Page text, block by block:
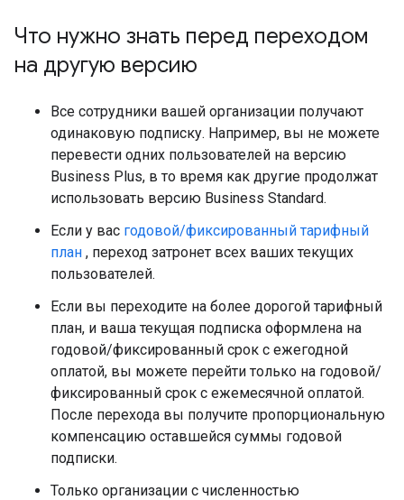
Что нужно знать перед переходом
на другую версию
Все сотрудники вашей организации получают
одинаковую подписку. Например, вы не можете
перевести одних пользователей на версию
Business Plus, в то время как другие продолжат
использовать версию Business Standard.
Если у вас годовой/фиксированный тарифный
план , переход затронет всех ваших текущих
пользователей.
Если вы переходите на более дорогой тарифный
план, и ваша текущая подписка оформлена на
годовой/фиксированный срок с ежегодной
оплатой, вы можете перейти только на годовой/
фиксированный срок с ежемесячной оплатой.
После перехода вы получите пропорциональную
компенсацию оставшейся суммы годовой
подписки.
Только организации с численностью